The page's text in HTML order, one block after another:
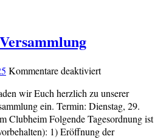
Kommentare deaktiviertfür
Einladung
Versammlung
wir Euch herzlich zu unserer
ein. Termin: Dienstag, 29.
Clubheim Folgende Tagesordnung ist
1) Eröffnung der